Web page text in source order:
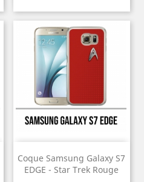
Coque Samsung Galaxy S7
EDGE - Star Trek Rouge